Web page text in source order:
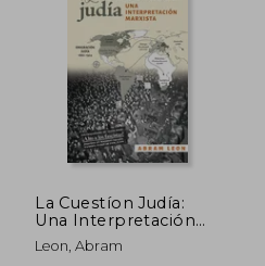
La Cuestíon Judía:
Una Interpretación
Marxista
Leon, Abram